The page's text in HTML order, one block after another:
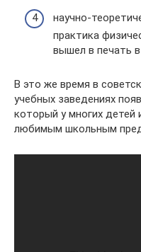
научно-
практика
вышел в печать в
В это же время в
учебных заведениях
который у многих детей
любимым школьным